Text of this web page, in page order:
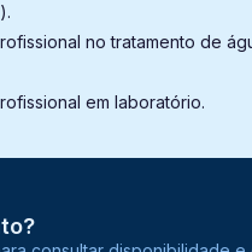
no tratamento de
em laboratório.